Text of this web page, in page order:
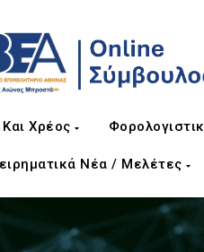
Χρέος
Νέα / Μελέτες